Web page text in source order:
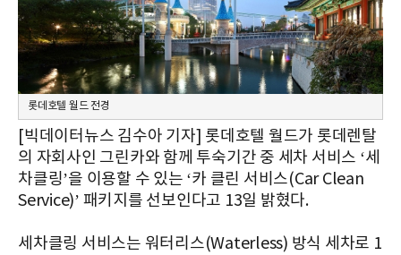
롯데호텔 월드 전경
[빅데이터뉴스 김수아 기자] 롯데호텔 월드가 롯데렌탈
의 자회사인 그린카와 함께 투숙기간 중 세차 서비스 ‘세
차클링’을 이용할 수 있는 ‘카 클린 서비스(Car Clean
Service)’ 패키지를 선보인다고 13일 밝혔다.
세차클링 서비스는 워터리스(Waterless) 방식 세차로 1